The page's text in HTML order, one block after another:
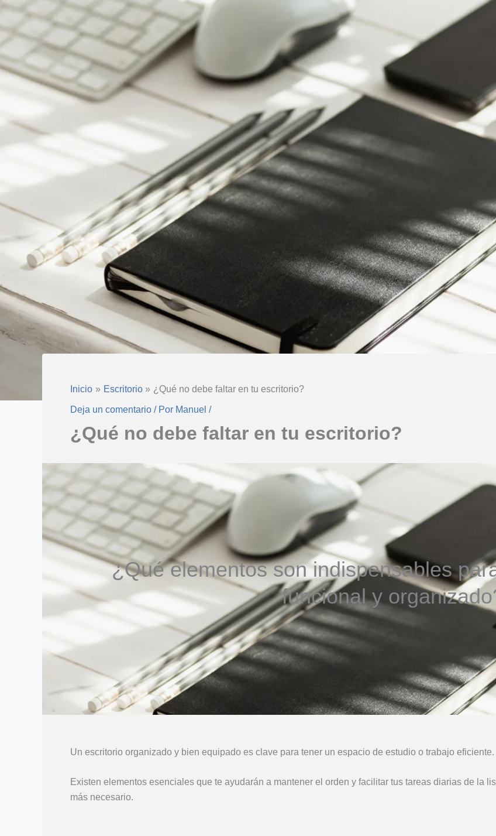
Inicio Escritorio ¿Qué no debe faltar en tu escritorio?
Deja un comentario / Por Manuel /
¿Qué no debe faltar en tu escritorio?
¿Qué elementos son indispensables
funcional y
Un escritorio organizado y bien equipado es clave para tener un espacio de estudio o trabajo eficiente.
Existen elementos esenciales que te ayudarán a mantener el orden y facilitar tus tareas diarias de la
más necesario.